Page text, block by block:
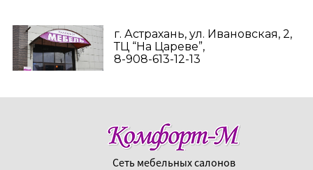
г. Астрахань, ул. Ивановская, 2,
ТЦ “На Цареве”,
8-908-613-12-13
Сеть мебельных салонов